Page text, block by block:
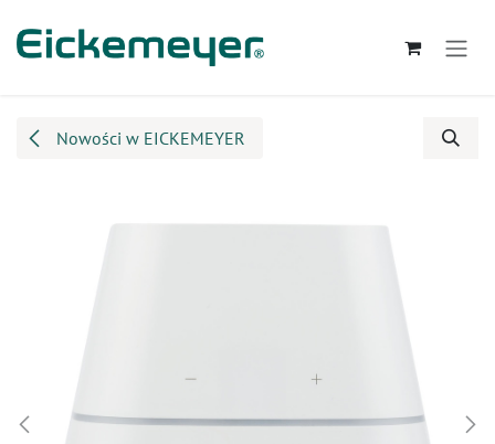
Nowości w EICKEMEYER